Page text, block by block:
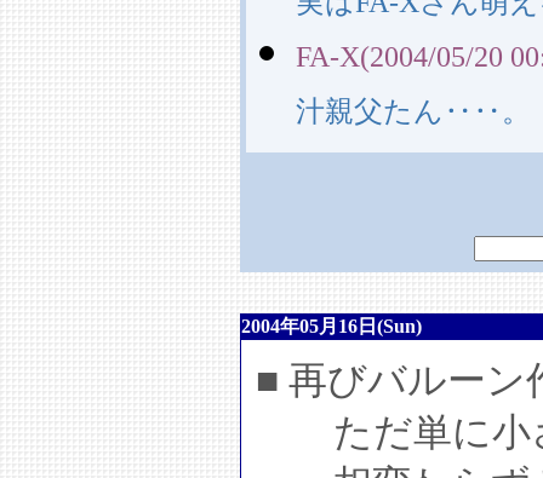
FA-X(2004/05/20
汁親父たん‥‥。
2004年05月16日(Sun)
■ 再びバルー
ただ単に小